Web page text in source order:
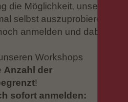
die Möglichkeit, unseren
selbst auszuprobieren!
anmelden und dabei
Workshops
Anzahl der
!
sofort anmelden: